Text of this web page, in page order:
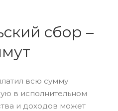
сбор –
всю сумму
в исполнительном
и доходов может